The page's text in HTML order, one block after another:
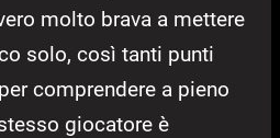
molto brava a mettere
solo, così tanti punti
comprendere a pieno
giocatore è